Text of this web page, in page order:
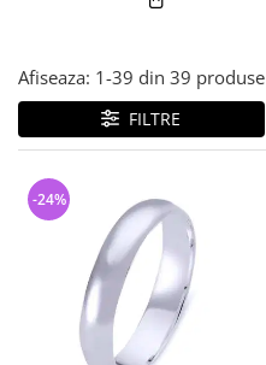
bijuterii argint
Afiseaza: 1-39 din 39 produse
FILTRE
-24%